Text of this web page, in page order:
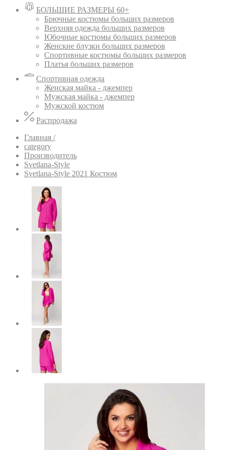
БОЛЬШИЕ РАЗМЕРЫ 60+
Брючные костюмы больших размеров
Верхняя одежда больших размеров
Юбочные костюмы больших размеров
Женские блузки больших размеров
Спортивные костюмы больших размеров
Платья больших размеров
Спортивная одежда
Женская майка - джемпер
Мужская майка - джемпер
Мужской костюм
Распродажа
Главная /
category
Производитель
Svetlana-Style
Svetlana-Style 2021 Костюм